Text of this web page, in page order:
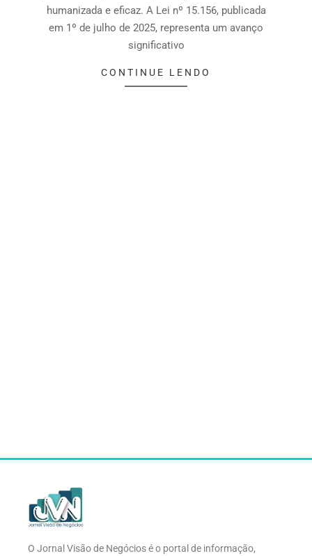
humanizada e eficaz. A Lei nº 15.156, publicada
em 1º de julho de 2025, representa um avanço
significativo
CONTINUE LENDO
O Jornal Visão de Negócios é o portal de informação,